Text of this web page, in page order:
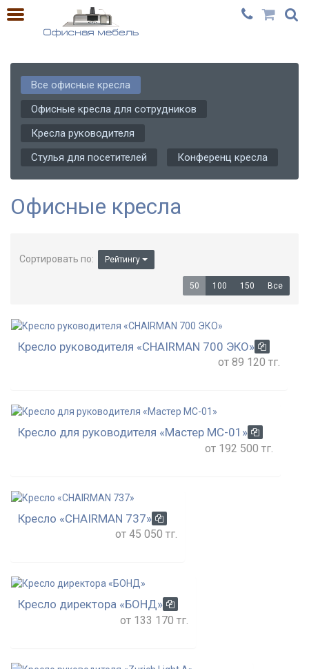
Все офисные кресла
Офисные кресла для сотрудников
Кресла руководителя
Стулья для посетителей
Конференц кресла
Офисные кресла
Сортировать по: Рейтингу
50 100 150 Все
Кресло руководителя «CHAIRMAN 700 ЭКО»
от 89 120 тг.
Кресло для руководителя «Мастер МС-01»
от 192 500 тг.
Кресло «CHAIRMAN 737»
от 45 050 тг.
Кресло директора «БОНД»
от 133 170 тг.